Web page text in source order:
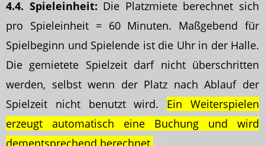
4.4. Spieleinheit: Die Platzmiete berechnet sich
pro Spieleinheit = 60 Minuten. Maßgebend für
Spielbeginn und Spielende ist die Uhr in der Halle.
Die gemietete Spielzeit darf nicht überschritten
werden, selbst wenn der Platz nach Ablauf der
Spielzeit nicht benutzt wird. Ein Weiterspielen
erzeugt automatisch eine Buchung und wird
dementsprechend berechnet.